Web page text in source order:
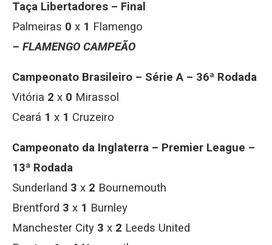
Taça Libertadores – Final
Palmeiras 0 x 1 Flamengo
– FLAMENGO CAMPEÃO
Campeonato Brasileiro – Série A – 36ª Rodada
Vitória 2 x 0 Mirassol
Ceará 1 x 1 Cruzeiro
Campeonato da Inglaterra – Premier League –
13ª Rodada
Sunderland 3 x 2 Bournemouth
Brentford 3 x 1 Burnley
Manchester City 3 x 2 Leeds United